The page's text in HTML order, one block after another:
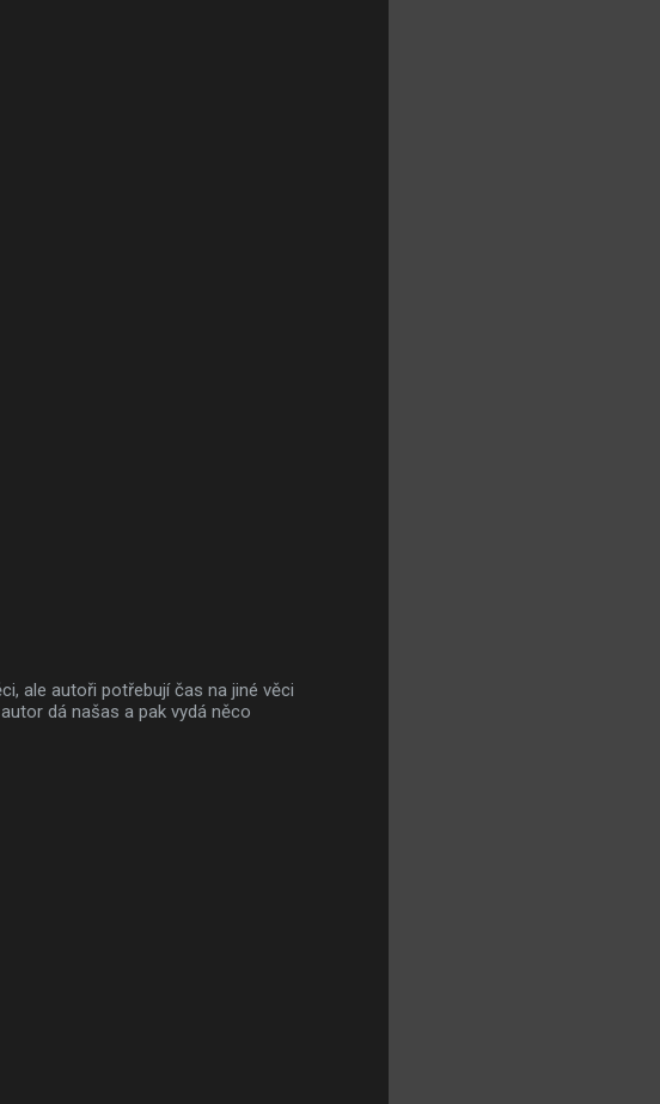
ale autoři potřebují čas na jiné věci
dá našas a pak vydá něco